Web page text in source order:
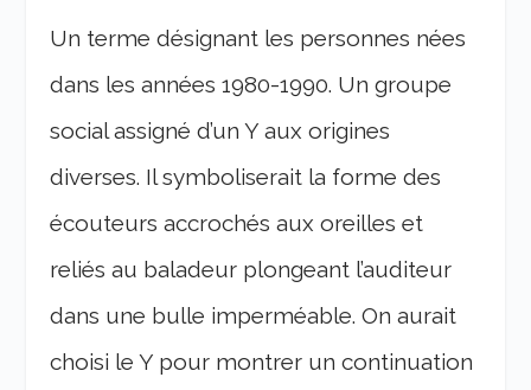
Un terme désignant les personnes nées
dans les années 1980-1990. Un groupe
social assigné d’un Y aux origines
diverses. Il symboliserait la forme des
écouteurs accrochés aux oreilles et
reliés au baladeur plongeant l’auditeur
dans une bulle imperméable. On aurait
choisi le Y pour montrer un continuation